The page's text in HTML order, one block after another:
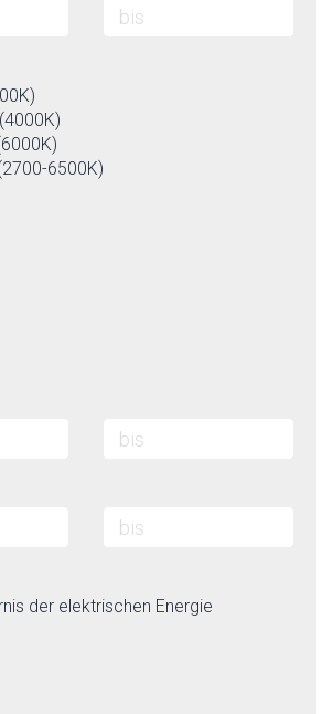
6500K)
der elektrischen Energie